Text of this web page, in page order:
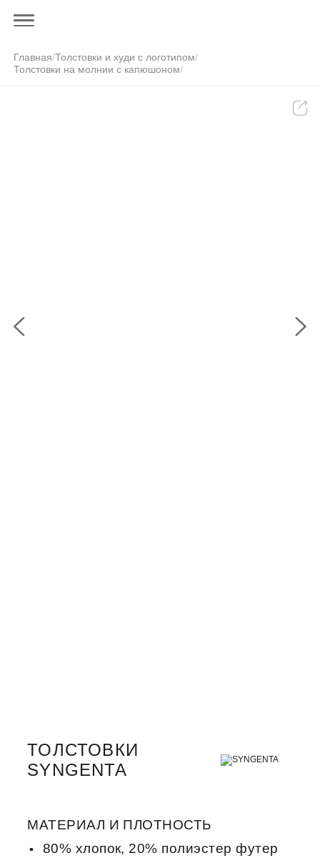
Главная/Толстовки и худи с логотипом/
Толстовки на молнии с капюшоном/
ТОЛСТОВКИ
SYNGENTA
МАТЕРИАЛ И ПЛОТНОСТЬ
80% хлопок, 20% полиэстер футер